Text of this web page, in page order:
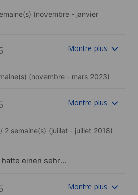
de nouvelle
la chaleur à certaines
preuve
(novembre - janvier
Montre plus
(novembre - mars 2023)
Montre plus
/ 2 semaine(s) (juillet - juillet 2018)
einen sehr
Die SchuleMontre plus